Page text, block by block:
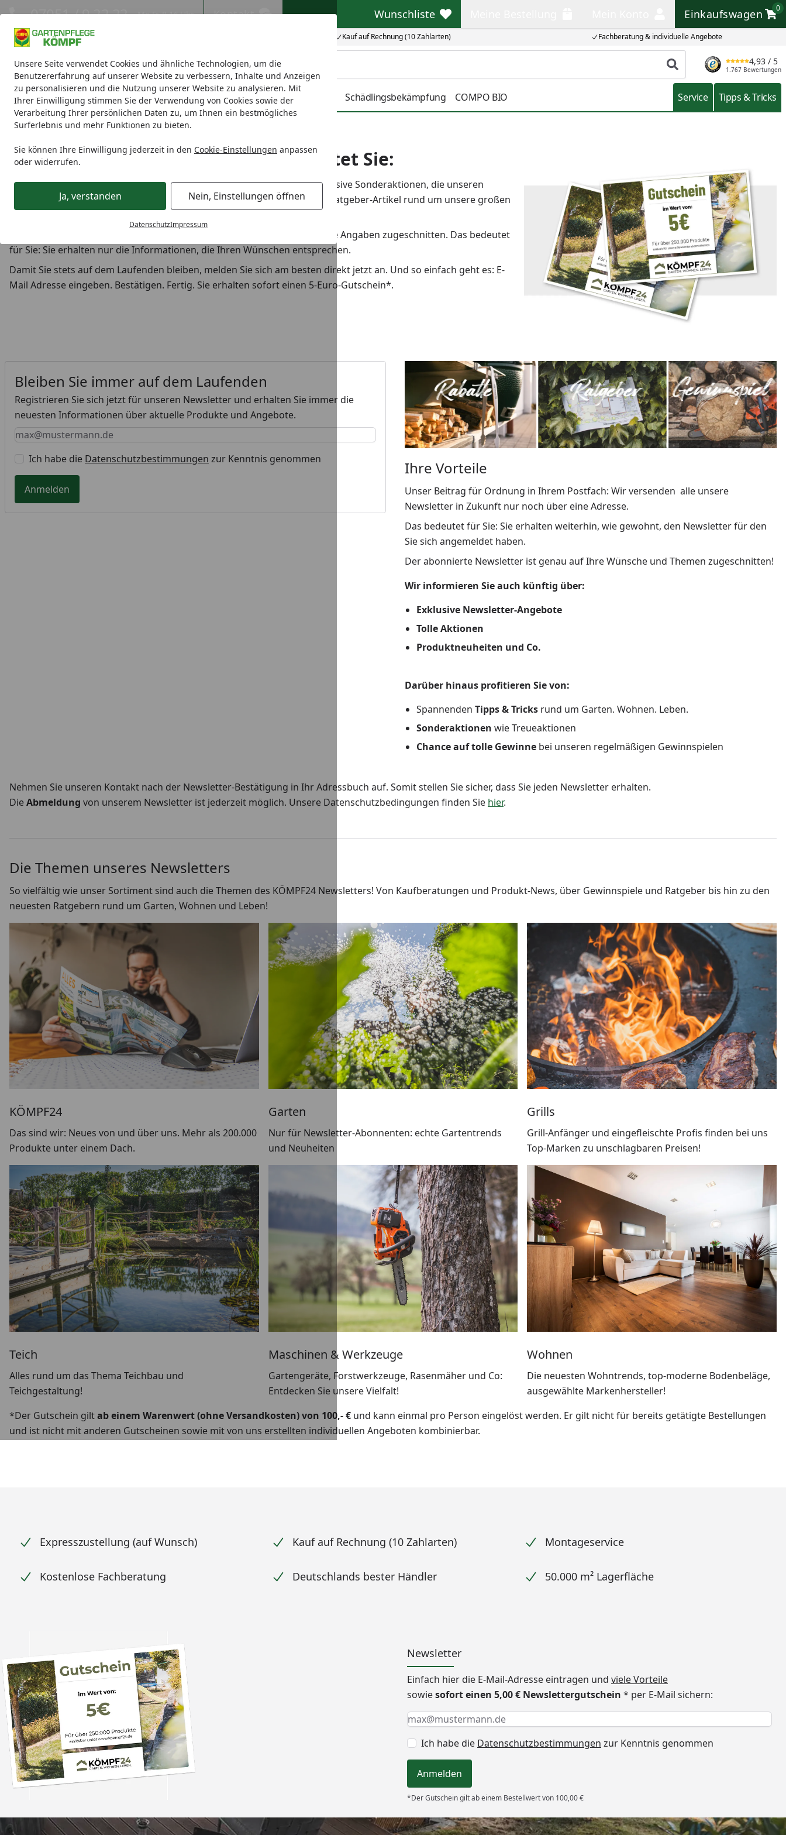
Unsere Seite verwendet Cookies und ähnliche Technologien, um die
Benutzererfahrung auf unserer Website zu verbessern, Inhalte und Anzeigen
zu personalisieren und die Nutzung unserer Website zu analysieren. Mit
Ihrer Einwilligung stimmen Sie der Verwendung von Cookies sowie der
Verarbeitung Ihrer persönlichen Daten zu, um Ihnen ein bestmögliches
Surferlebnis und mehr Funktionen zu bieten.
Sie können Ihre Einwilligung jederzeit in den Cookie-Einstellungen anpassen
oder widerrufen.
Ja, verstanden Nein, Einstellungen öffnen
DatenschutzImpressum
Eigene Montage-Teams Kauf auf Rechnung (10 Zahlarten) Fachberatung & individuelle Angebote
07051 / 9 22 22 Mo-Fr. 8-16 Uhr Kontakt Wunschliste
Wunschliste Einkaufswagen
0
Einkaufswagen
Produkt suchen
4,93 / 5
1.767 Bewertungen
Blumenerde Blumenpflege Rasenpflege Gartendünger Pflanzenschutz Schädlingsbekämpfung COMPO BIO Service Tipps & Tricks
Newsletter | COMPO Gartenpflege Onlineshop
Der KÖMPF24 Newsletter - das erwartet Sie:
Im KÖMPF24 Newsletter finden Sie natürlich tolle Schnäppchen und exklusive Sonderaktionen, die unseren
Abonnenten vorbehalten sind. Darüber hinaus bietet er Ihnen nützliche Ratgeber-Artikel rund um unsere großen
Der Newsletter kommt regelmäßig in Ihr Postfach und ist optimal auf Ihre Angaben zugeschnitten. Das bedeutet
für Sie: Sie erhalten nur die Informationen, die Ihren Wünschen entsprechen.
Damit Sie stets auf dem Laufenden bleiben, melden Sie sich am besten direkt jetzt an. Und so einfach geht es: E-
Mail Adresse eingeben. Bestätigen. Fertig. Sie erhalten sofort einen 5-Euro-Gutschein*.
Bleiben Sie immer auf dem Laufenden
Registrieren Sie sich jetzt für unseren Newsletter und erhalten Sie immer die
neuesten Informationen über aktuelle Produkte und Angebote.
Keine Eingabe erforderlich
Eingabe erforderlich
E-Mail *
Ich habe die Datenschutzbestimmungen zur Kenntnis genommen
Anmelden
Ihre Vorteile
Unser Beitrag für Ordnung in Ihrem Postfach: Wir versenden alle unsere
Newsletter in Zukunft nur noch über eine Adresse.
Das bedeutet für Sie: Sie erhalten weiterhin, wie gewohnt, den Newsletter für den
Sie sich angemeldet haben.
Der abonnierte Newsletter ist genau auf Ihre Wünsche und Themen zugeschnitten!
Wir informieren Sie auch künftig über:
Exklusive Newsletter-Angebote
Tolle Aktionen
Produktneuheiten und Co.
Darüber hinaus profitieren Sie von:
Spannenden Tipps & Tricksrund um Garten. Wohnen. Leben.
Sonderaktionen wie Treueaktionen
Chance auf tolle Gewinnebei unseren regelmäßigen Gewinnspielen
Nehmen Sie unseren Kontakt nach der Newsletter-Bestätigung in Ihr Adressbuch auf. Somit stellen Sie sicher, dass Sie jeden Newsletter erhalten.
DieAbmeldung von unserem Newsletter ist jederzeit möglich. Unsere Datenschutzbedingungen finden Sie hier.
Die Themen unseres Newsletters
So vielfältig wie unser Sortiment sind auch die Themen des KÖMPF24 Newsletters! Von Kaufberatungen und Produkt-News, über Gewinnspiele und Ratgeber bis hin zu den
neuesten Ratgebern rund um Garten, Wohnen und Leben!
KÖMPF24
Das sind wir: Neues von und über uns. Mehr als 200.000
Produkte unter einem Dach.
Garten
Nur für Newsletter-Abonnenten: echte Gartentrends
und Neuheiten
Grills
Grill-Anfänger und eingefleischte Profis finden bei uns
Top-Marken zu unschlagbaren Preisen!
Teich
Alles rund um das Thema Teichbau und
Teichgestaltung!
Maschinen & Werkzeuge
Gartengeräte, Forstwerkzeuge, Rasenmäher und Co:
Entdecken Sie unsere Vielfalt!
Wohnen
Die neuesten Wohntrends, top-moderne Bodenbeläge,
ausgewählte Markenhersteller!
*Der Gutschein giltab einem Warenwert (ohne Versandkosten) von 100,- € und kann einmal pro Person eingelöst werden. Er gilt nicht für bereits getätigte Bestellungen
und ist nicht mit anderen Gutscheinen sowie mit von uns erstellten individuellen Angeboten kombinierbar.
Expresszustellung (auf Wunsch) Kauf auf Rechnung (10 Zahlarten) Montageservice
Kostenlose Fachberatung Deutschlands bester Händler 50.000 m² Lagerfläche
Newsletter
Einfach hier die E-Mail-Adresse eintragen und viele Vorteile
sowiesofort einen 5,00 € Newslettergutschein * per E-Mail sichern:
Keine Eingabe erforderlich
Eingabe erforderlich
E-Mail *
Ich habe die Datenschutzbestimmungen zur Kenntnis genommen
Anmelden
*Der Gutschein gilt ab einem Bestellwert von 100,00 €